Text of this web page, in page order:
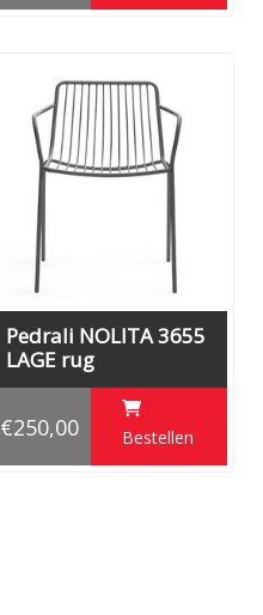
Pedrali NOLITA 3655
LAGE rug
€250,00 Bestellen